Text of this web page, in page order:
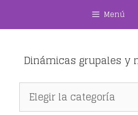
Menú
Dinámicas grupales y
Dinámicas
grupales